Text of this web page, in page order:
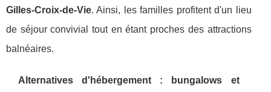
Gilles-Croix-de-Vie. Ainsi, les familles profitent d'un lieu
de séjour convivial tout en étant proches des attractions
balnéaires.
Alternatives d'hébergement : bungalows et